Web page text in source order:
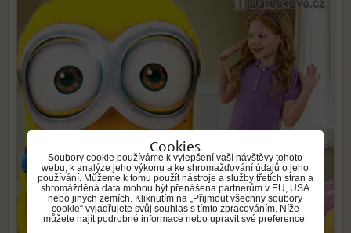
Cookies
Soubory cookie používáme k vylepšení vaší návštěvy tohoto
webu, k analýze jeho výkonu a ke shromažďování údajů o jeho
používání. Můžeme k tomu použít nástroje a služby třetích stran a
shromážděná data mohou být přenášena partnerům v EU, USA
nebo jiných zemích. Kliknutím na „Přijmout všechny soubory
cookie“ vyjadřujete svůj souhlas s tímto zpracováním. Níže
můžete najít podrobné informace nebo upravit své preference.